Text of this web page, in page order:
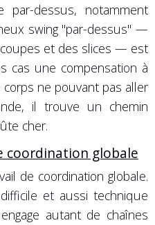
par-dessus, notamment
swing "par-dessus" —
et des slices — est
cas une compensation à
ne pouvant pas aller
il trouve un chemin
cher.
coordination globale
de coordination globale.
et aussi technique
autant de chaînes